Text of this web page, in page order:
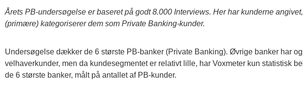
Årets PB-undersøgelse er baseret på godt 8.000 Interviews. Her har kunderne
(primære) kategoriserer dem som Private Banking-kunder.
Undersøgelse dækker de 6 største PB-banker (Private Banking). Øvrige banker har
velhaverkunder, men da kundesegmentet er relativt lille, har Voxmeter kun statistisk
de 6 største banker, målt på antallet af PB-kunder.